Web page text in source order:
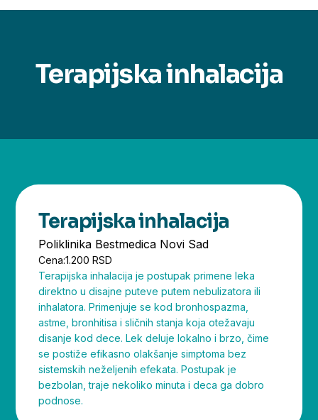
Terapijska inhalacija
Terapijska inhalacija
Poliklinika Bestmedica Novi Sad
Cena:1.200 RSD
Terapijska inhalacija je postupak primene leka
direktno u disajne puteve putem nebulizatora ili
inhalatora. Primenjuje se kod bronhospazma,
astme, bronhitisa i sličnih stanja koja otežavaju
disanje kod dece. Lek deluje lokalno i brzo, čime
se postiže efikasno olakšanje simptoma bez
sistemskih neželjenih efekata. Postupak je
bezbolan, traje nekoliko minuta i deca ga dobro
podnose.